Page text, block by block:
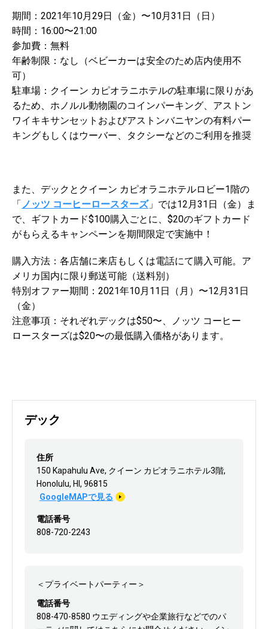
期間：2021年10月29日（金）〜10月31日（日）
時間：16:00〜21:00
参加費：無料
年齢制限：なし（ベビーカーは安全のため店内使用不
可）
駐車場：クイーン カピオラニホテルの駐車場に限りがあ
るため、ホノルル動物園のコインパーキング、アストン
ワイキキサンセットおよびアストンバニヤンの有料パー
キングもしくはウーバー、タクシーなどのご利用を推奨
また、デックとクイーン カピオラニホテルロビー1階の
「 ノッツ コーヒーロースターズ」では12月31日（金）ま
で、ギフトカード$100購入ごとに、$20のギフトカード
がもらえるキャンペーンを期間限定で実施中！
購入方法：各店舗に来店もしくは電話にて購入可能。ア
メリカ国内に限り郵送可能（送料別）
特別オファー期間：2021年10月11日（月）〜12月31日
（金）
注意事項：それぞれデックは$50〜、ノッツ コーヒー
ロースターズは$20〜の最低購入価格があります。
デック
住所
150 Kapahulu Ave, クイーン カピオラニホテル3階,
Honolulu, HI, 96815
GoogleMAPで見る
電話番号
808-720-2243
＜プライベートパーティー＞
電話番号
808-470-8580 ウエディングや企業旅行などでのパ